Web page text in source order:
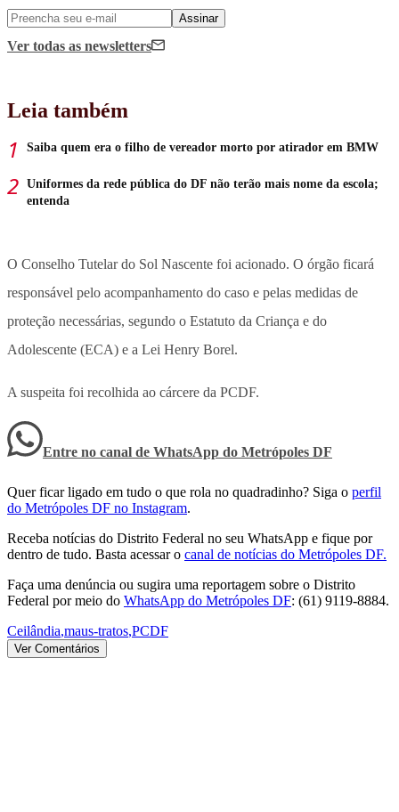
Assinar
Ver todas as newsletters
Leia também
Saiba quem era o filho de vereador morto por atirador em BMW
Uniformes da rede pública do DF não terão mais nome da escola;
entenda
O Conselho Tutelar do Sol Nascente foi acionado. O órgão ficará
responsável pelo acompanhamento do caso e pelas medidas de
proteção necessárias, segundo o Estatuto da Criança e do
Adolescente (ECA) e a Lei Henry Borel.
A suspeita foi recolhida ao cárcere da PCDF.
Entre no canal de WhatsApp do Metrópoles DF
Quer ficar ligado em tudo o que rola no quadradinho? Siga o perfil
do Metrópoles DF no Instagram.
Receba notícias do Distrito Federal no seu WhatsApp e fique por
dentro de tudo. Basta acessar o canal de notícias do Metrópoles DF.
Faça uma denúncia ou sugira uma reportagem sobre o Distrito
Federal por meio do WhatsApp do Metrópoles DF: (61) 9119-8884.
Ceilândia,maus-tratos,PCDF
Ver Comentários